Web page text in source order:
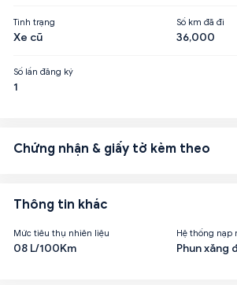
Tình trạng
Xe cũ
Số km đã đi
36,000
Số lần đăng ký
1
Chứng nhận & giấy tờ kèm theo
Thông tin khác
Mức tiêu thụ nhiên liệu
08 L/100Km
Hệ thống nạp
Phun xăng